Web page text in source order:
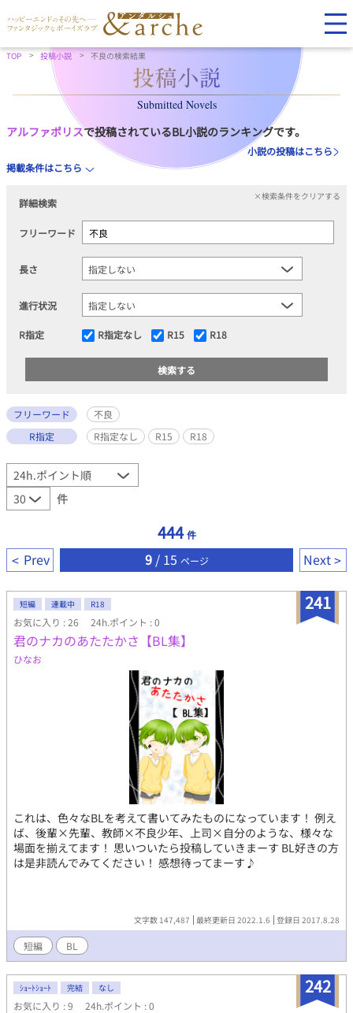
TOP 投稿小説 不良の検索結果
Submitted Novels
アルファポリスで投稿されているBL小説のランキングです。
小説の投稿はこちら
掲載条件はこちら
詳細検索
×検索条件をクリアする
フリーワード
長さ
進行状況
R指定 R指定なし R15 R18
フリーワード
不良
R指定
R指定なし R15 R18
件
444 件
Prev 9/ 15 ページ Next
241
短編 連載中 R18
お気に入り : 26 24h.ポイント : 0
君のナカのあたたかさ【BL集】
ひなお
これは、色々なBLを考えて書いてみたものになっています！ 例え
ば、後輩×先輩、教師×不良少年、上司×自分のような、様々な
場面を揃えてます！ 思いついたら投稿していきまーす BL好きの方
は是非読んでみてください！ 感想待ってまーす♪
文字数 147,487 最終更新日 2022.1.6 登録日 2017.8.28
短編 BL
242
ｼｮｰﾄｼｮｰﾄ 完結 なし
お気に入り : 9 24h.ポイント : 0